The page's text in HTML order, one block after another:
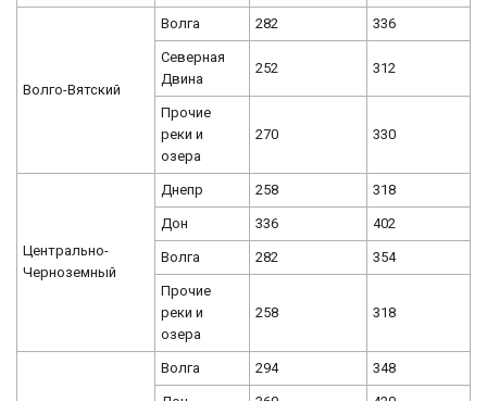
Волго-Вятский
Волга 282 336
Северная
Двина
252 312
Прочие
реки и
озера
270 330
Центрально-
Черноземный
Днепр 258 318
Дон 336 402
Волга 282 354
Прочие
реки и
озера
258 318
Волга 294 348